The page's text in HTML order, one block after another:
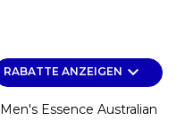
RABATTE ANZEIGEN keyboard_arrow_down
Men's Essence Australian